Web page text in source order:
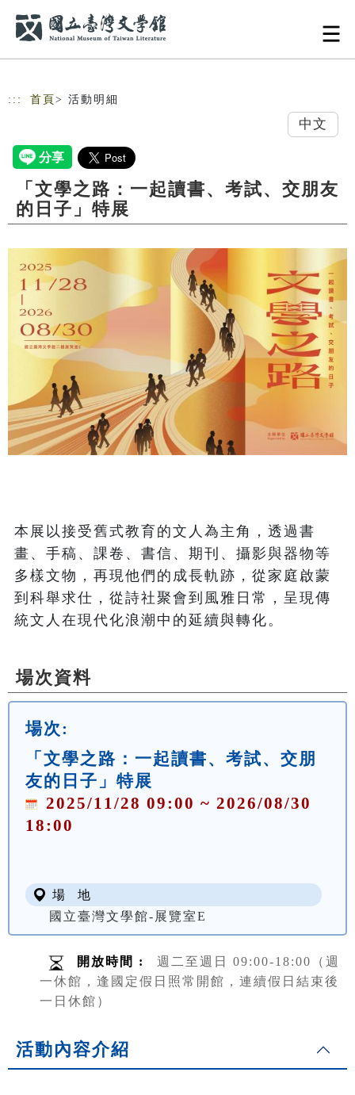
::: 首頁 > 活動明細
中文
「文學之路：一起讀書、考試、交朋友
的日子」特展
本展以接受舊式教育的文人為主角，透過書
畫、手稿、課卷、書信、期刊、攝影與器物等
多樣文物，再現他們的成長軌跡，從家庭啟蒙
到科舉求仕，從詩社聚會到風雅日常，呈現傳
統文人在現代化浪潮中的延續與轉化。
場次資料
場次:
「文學之路：一起讀書、考試、交朋
友的日子」特展
2025/11/28 09:00 ~ 2026/08/30
18:00
場 地
國立臺灣文學館-展覽室E
開放時間 :
週二至週日 09:00-18:00（週
一休館，逢國定假日照常開館，連續假日結束後
一日休館）
活動內容介紹